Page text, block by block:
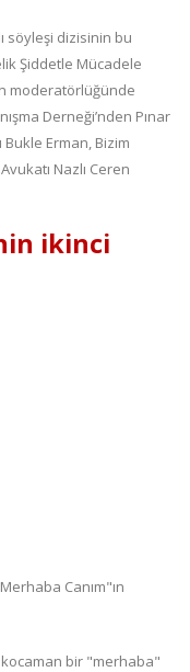
söyleşi dizisinin bu
Şiddetle Mücadele
moderatörlüğünde
Derneği’nden Pınar
Bukle Erman, Bizim
Nazlı Ceren
ikinci
Canım"ın
kocaman bir "merhaba"